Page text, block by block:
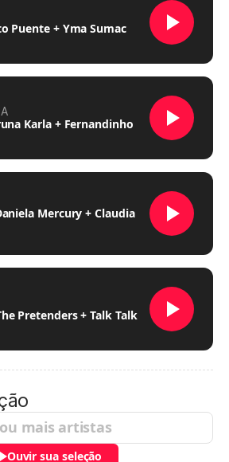
Puente + Yma Sumac
Karla + Fernandinho
Mercury + Claudia
Pretenders + Talk Talk
Ouvir sua seleção